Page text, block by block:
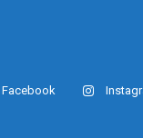
Facebook